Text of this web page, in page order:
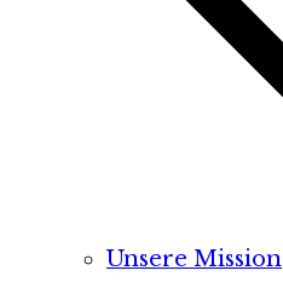
Unsere Mission